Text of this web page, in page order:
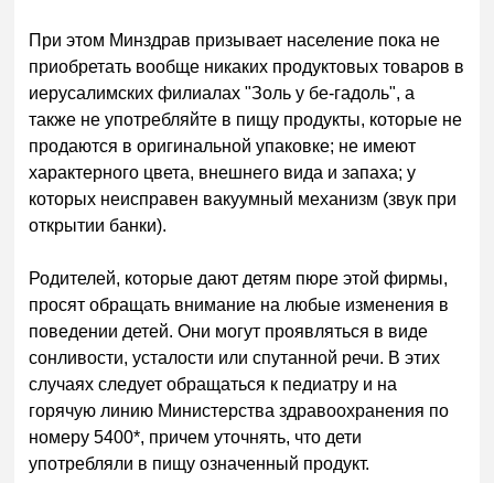
При этом Минздрав призывает население пока не
приобретать вообще никаких продуктовых товаров в
иерусалимских филиалах "Золь у бе-гадоль", а
также не употребляйте в пищу продукты, которые не
продаются в оригинальной упаковке; не имеют
характерного цвета, внешнего вида и запаха; у
которых неисправен вакуумный механизм (звук при
открытии банки).
Родителей, которые дают детям пюре этой фирмы,
просят обращать внимание на любые изменения в
поведении детей. Они могут проявляться в виде
сонливости, усталости или спутанной речи. В этих
случаях следует обращаться к педиатру и на
горячую линию Министерства здравоохранения по
номеру 5400*, причем уточнять, что дети
употребляли в пищу означенный продукт.